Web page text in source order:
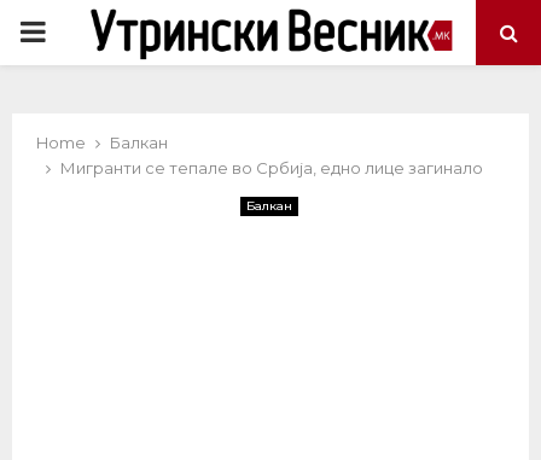
PRIMARY
Home
Балкан
Мигранти се тепале во Србија, едно лице загинало
Балкан